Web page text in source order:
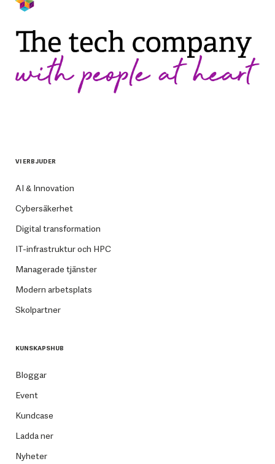
VI ERBJUDER
AI & Innovation
Cybersäkerhet
Digital transformation
IT-infrastruktur och HPC
Managerade tjänster
Modern arbetsplats
Skolpartner
KUNSKAPSHUB
Bloggar
Event
Kundcase
Ladda ner
Nyheter